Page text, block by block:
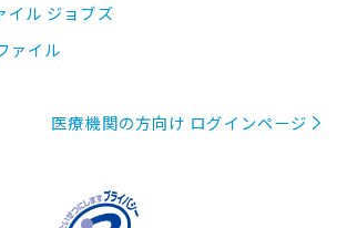
イル ジョブズ
ァイル
医療機関の方向け ログインページ